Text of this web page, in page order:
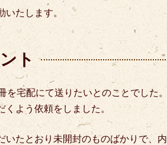
たします。
ト
宅配にて送りたいとのことでした。
よう依頼をしました。
いたとおり未開封のものばかりで、内